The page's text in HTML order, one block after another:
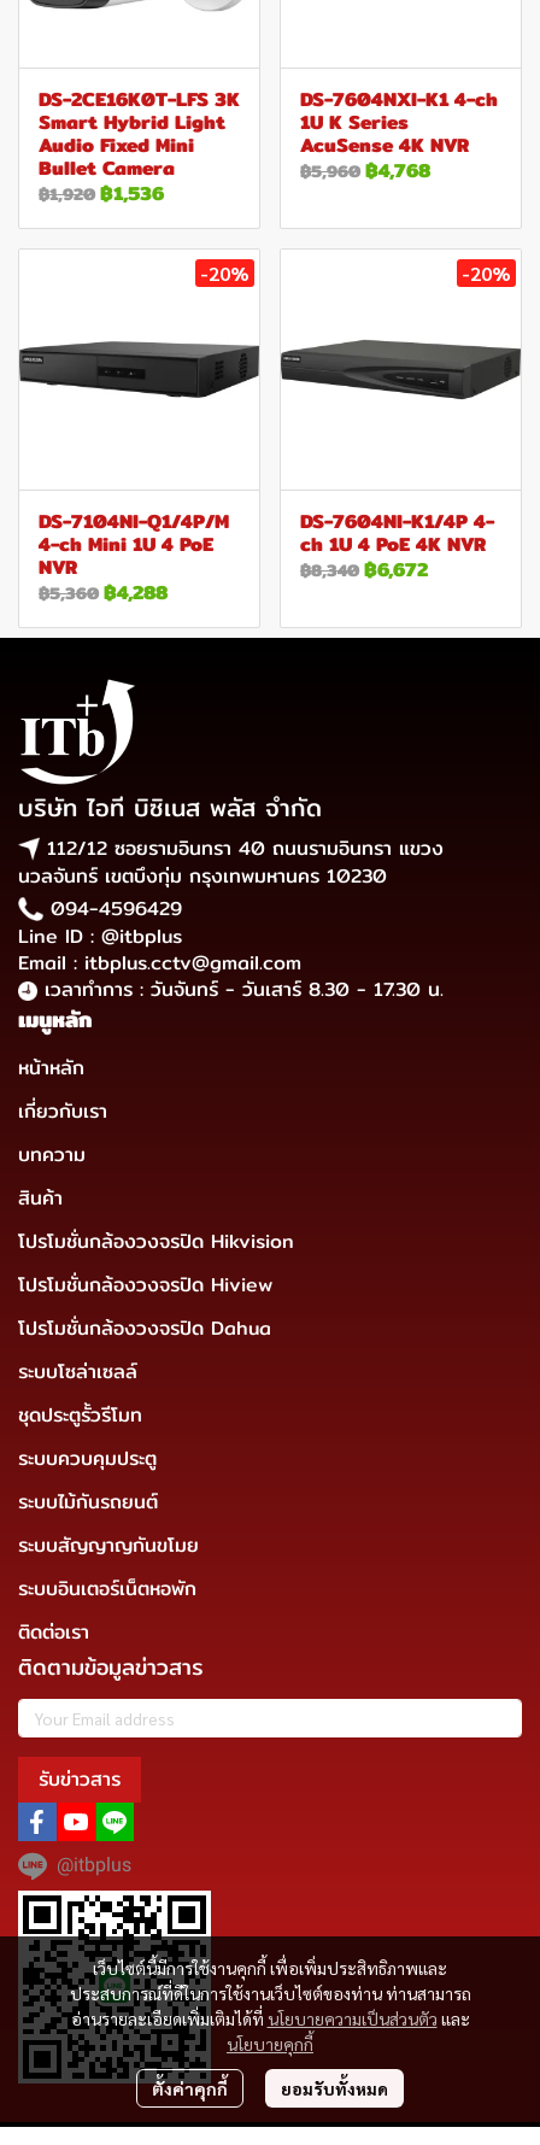
DS-2CE16K0T-LFS 3K
Smart Hybrid Light
Audio Fixed Mini
Bullet Camera
฿1,920฿1,536
DS-7604NXI-K1 4-ch
1U K Series
AcuSense 4K NVR
฿5,960฿4,768
-20%
DS-7104NI-Q1/4P/M
4-ch Mini 1U 4 PoE
NVR
฿5,360฿4,288
-20%
DS-7604NI-K1/4P 4-
ch 1U 4 PoE 4K NVR
฿8,340฿6,672
เว็บไซต์นี้มีการใช้งานคุกกี้ เพื่อเพิ่มประสิทธิภาพและ
ประสบการณ์ที่ดีในการใช้งานเว็บไซต์ของท่าน ท่านสามารถ
อ่านรายละเอียดเพิ่มเติมได้ที่ นโยบายความเป็นส่วนตัว และ
นโยบายคุกกี้
ตั้งค่าคุกกี้ ยอมรับทั้งหมด
บริษัท ไอที บิซิเนส พลัส จำกัด
112/12 ซอยรามอินทรา 40 ถนนรามอินทรา แขวง
นวลจันทร์ เขตบึงกุ่ม กรุงเทพมหานคร 10230
094-4596429
Line ID : @itbplus
Email : itbplus.cctv@gmail.com
เวลาทำการ : วันจันทร์ - วันเสาร์ 8.30 - 17.30 น.
เมนูหลัก
หน้าหลัก
เกี่ยวกับเรา
บทความ
สินค้า
โปรโมชั่นกล้องวงจรปิด Hikvision
โปรโมชั่นกล้องวงจรปิด Hiview
โปรโมชั่นกล้องวงจรปิด Dahua
ระบบโซล่าเซลล์
ชุดประตูรั้วรีโมท
ระบบควบคุมประตู
ระบบไม้กันรถยนต์
ระบบสัญญาญกันขโมย
ระบบอินเตอร์เน็ตหอพัก
ติดต่อเรา
ติดตามข้อมูลข่าวสาร
รับข่าวสาร
@itbplus